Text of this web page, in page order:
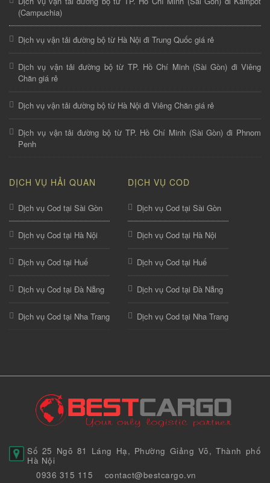
(Campuchia)
Dịch vụ vận tải đường bộ từ Hà Nội đi Trung Quốc giá rẻ
Dịch vụ vận tải đường bộ từ TP. Hồ Chí Minh (Sài Gòn) đi Viêng
Chăn giá rẻ
Dịch vụ vận tải đường bộ từ Hà Nội đi Viêng Chăn giá rẻ
Dịch vụ vận tải đường bộ từ TP. Hồ Chí Minh (Sài Gòn) đi Phnom
Penh
DỊCH VỤ HẢI QUAN
Dịch vụ Cod tại Sài Gòn
Dịch vụ Cod tại Hà Nội
Dịch vụ Cod tại Huế
Dịch vụ Cod tại Đà Nẵng
Dịch vụ Cod tại Nha Trang
DỊCH VỤ COD
Dịch vụ Cod tại Sài Gòn
Dịch vụ Cod tại Hà Nội
Dịch vụ Cod tại Huế
Dịch vụ Cod tại Đà Nẵng
Dịch vụ Cod tại Nha Trang
Số 25 Ngõ 81 Láng Hạ, Phường Giảng Võ, Thành phố
Hà Nội
0936 315 115
contact@bestcargo.vn